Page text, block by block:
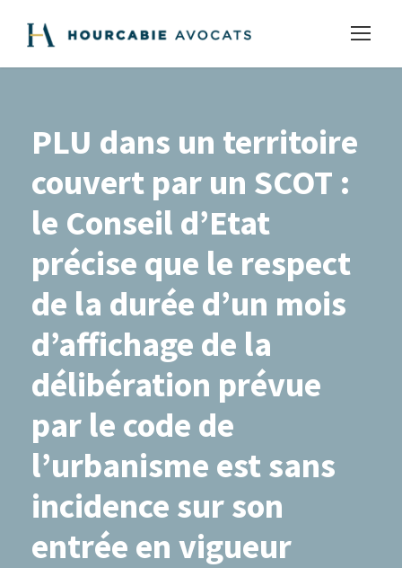
PLU dans un territoire
couvert par un SCOT :
le Conseil d’Etat
précise que le respect
de la durée d’un mois
d’affichage de la
délibération prévue
par le code de
l’urbanisme est sans
incidence sur son
entrée en vigueur